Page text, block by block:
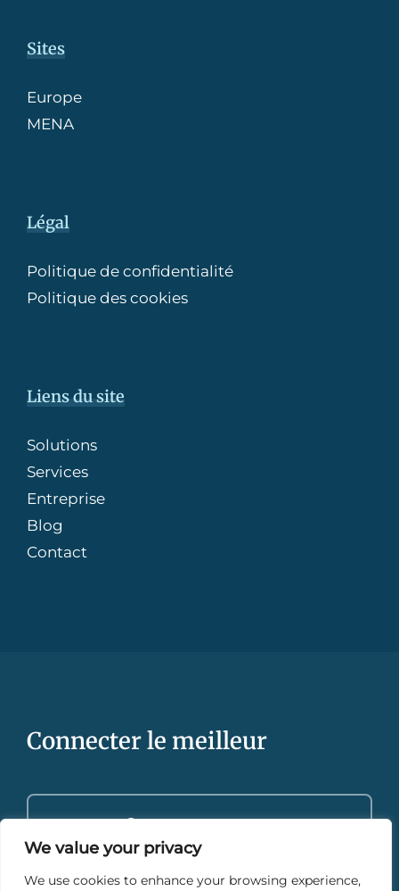
We value your privacy
We use cookies to enhance your browsing experience,
Sites
Europe
MENA
Légal
Politique de confidentialité
Politique des cookies
Liens du site
Solutions
Services
Entreprise
Blog
Contact
Connecter le meilleur
Contactez-nous